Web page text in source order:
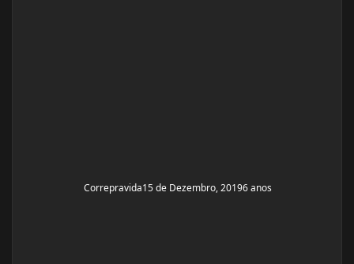
Correpravida15 de Dezembro, 20196 anos